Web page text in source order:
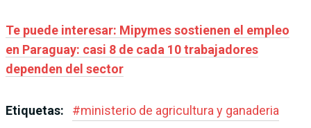
Te puede interesar: Mipymes sostienen el empleo
en Paraguay: casi 8 de cada 10 trabajadores
dependen del sector
Etiquetas: #ministerio de agricultura y ganaderia